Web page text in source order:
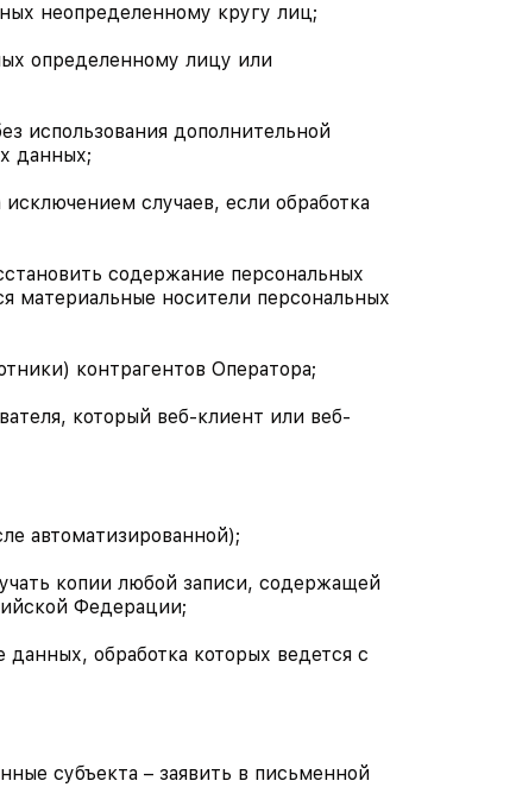
неопределенному кругу лиц;
определенному лицу или
использования дополнительной
данных;
случаев, если обработка
содержание персональных
материальные носители персональных
контрагентов Оператора;
который веб-клиент или веб-
автоматизированной);
копии любой записи, содержащей
Федерации;
обработка которых ведется с
субъекта – заявить в письменной